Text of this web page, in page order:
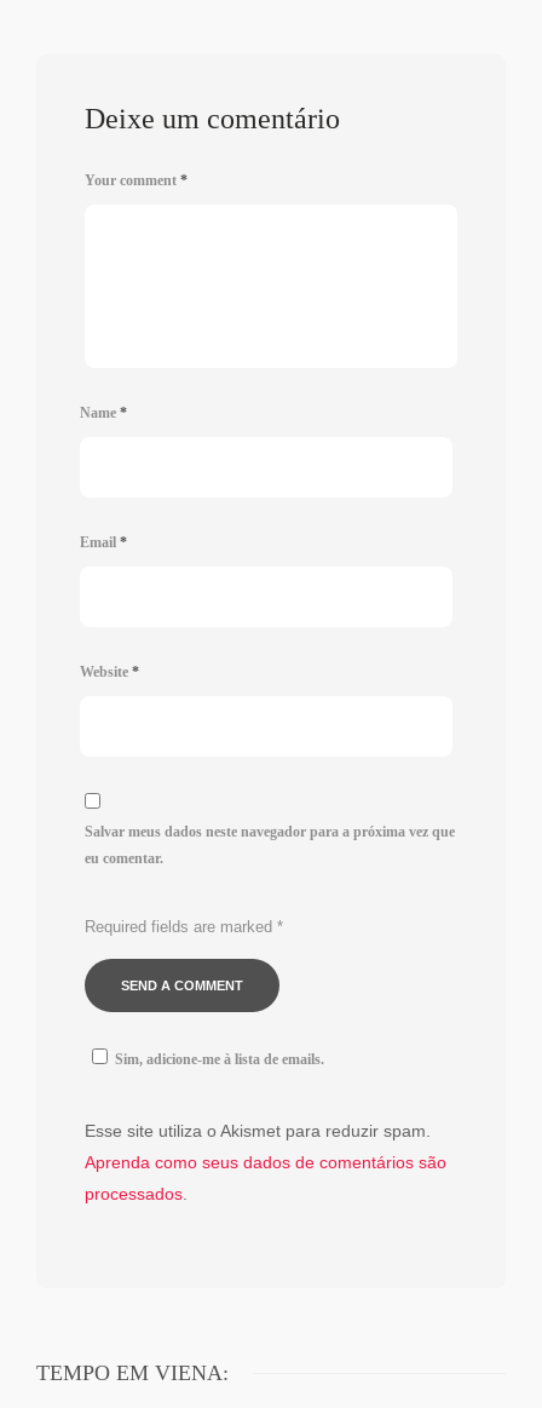
Deixe um comentário
Your comment *
Name *
Email *
Website *
Salvar meus dados neste navegador para a próxima vez que
eu comentar.
Required fields are marked *
Sim, adicione-me à lista de emails.
Esse site utiliza o Akismet para reduzir spam.
Aprenda como seus dados de comentários são
processados
TEMPO EM VIENA: